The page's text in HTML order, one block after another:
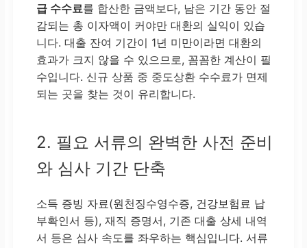
급 수수료를 합산한 금액보다, 남은 기간 동안 절
감되는 총 이자액이 커야만 대환의 실익이 있습
니다. 대출 잔여 기간이 1년 미만이라면 대환의
효과가 크지 않을 수 있으므로, 꼼꼼한 계산이 필
수입니다. 신규 상품 중 중도상환 수수료가 면제
되는 곳을 찾는 것이 유리합니다.
2. 필요 서류의 완벽한 사전 준비
와 심사 기간 단축
소득 증빙 자료(원천징수영수증, 건강보험료 납
부확인서 등), 재직 증명서, 기존 대출 상세 내역
서 등은 심사 속도를 좌우하는 핵심입니다. 서류